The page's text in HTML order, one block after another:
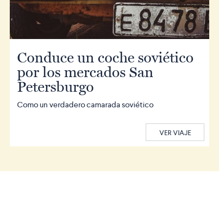
Conduce un coche soviético
por los mercados San
Petersburgo
Como un verdadero camarada soviético
VER VIAJE